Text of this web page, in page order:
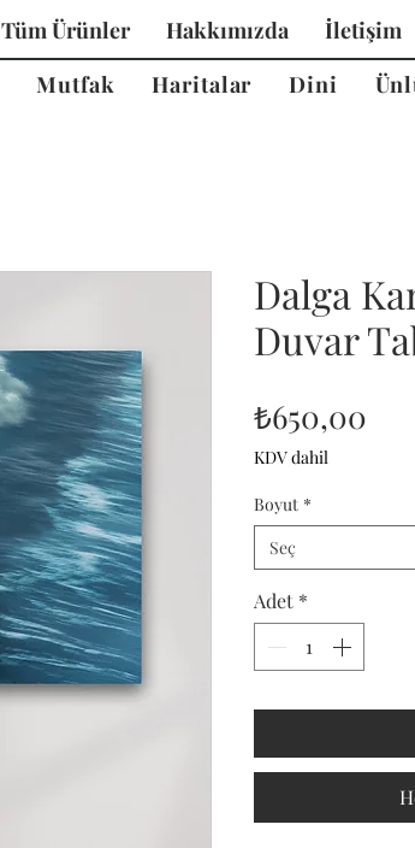
Tüm Ürünler Hakkımızda İletişim
Mutfak Haritalar Dini
Dalga
Duvar
₺650,00
KDV dahil
Boyut *
Seç
Adet *